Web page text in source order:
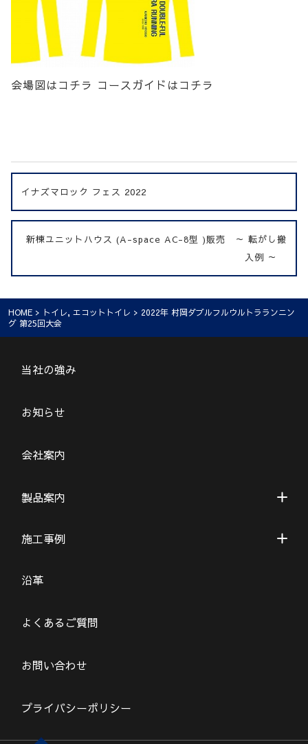
会場図はコチラ コースガイドはコチラ
イナズマロック フェス 2022
新棟ユニットハウス (A-space AC-8型 )販売 ～ 転がし搬
入例 ～
HOME > トイレ, エコットトイレ > 2022年 村岡ダブルフルウルトラランニン
グ 第25回大会
当社の強み
お知らせ
会社案内
製品案内
施工事例
沿革
よくあるご質問
お問い合わせ
プライバシーポリシー